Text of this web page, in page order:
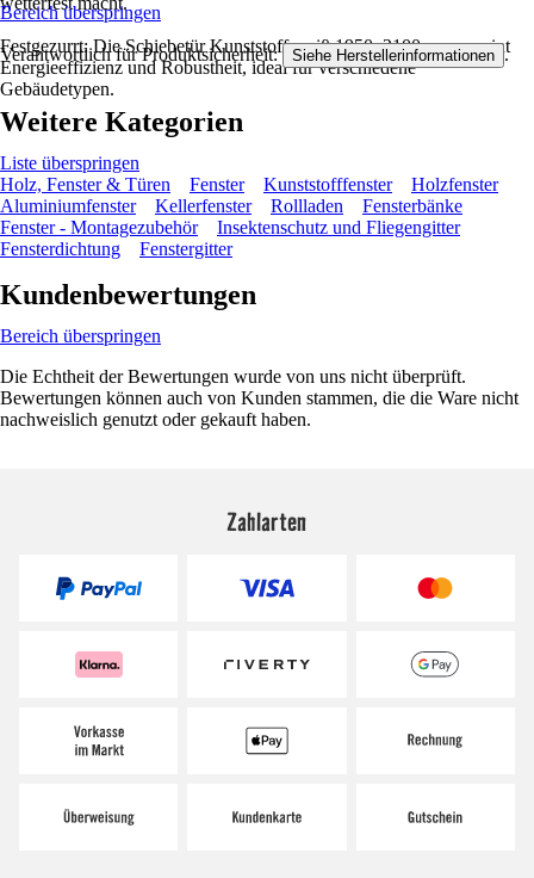
Festgezurrt: Die Schiebetür Kunststoff weiß 1950x2100 mm vereint
Energieeffizienz und Robustheit, ideal für verschiedene
Gebäudetypen.
Bereich überspringen
Verantwortlich für Produktsicherheit: Siehe Herstellerinformationen .
Weitere Kategorien
Liste überspringen
Holz, Fenster & Türen
Fenster Kunststofffenster
Holzfenster
Aluminiumfenster
Kellerfenster Rollladen
Fensterbänke
Fenster - Montagezubehör
Insektenschutz und Fliegengitter
Fensterdichtung
Fenstergitter
Kundenbewertungen
Bereich überspringen
Die Echtheit der Bewertungen wurde von uns nicht überprüft.
Bewertungen können auch von Kunden stammen, die die Ware nicht
nachweislich genutzt oder gekauft haben.
Zahlarten